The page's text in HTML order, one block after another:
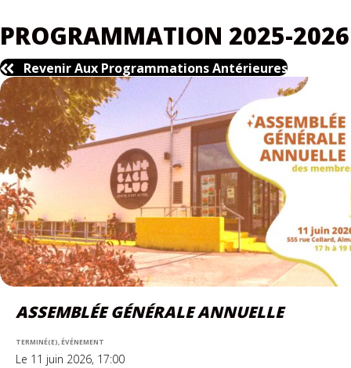
PROGRAMMATION 2025-2026
Revenir Aux Programmations Antérieures
ASSEMBLÉE GÉNÉRALE ANNUELLE
TERMINÉ(E), ÉVÉNEMENT
Le 11 juin 2026, 17:00